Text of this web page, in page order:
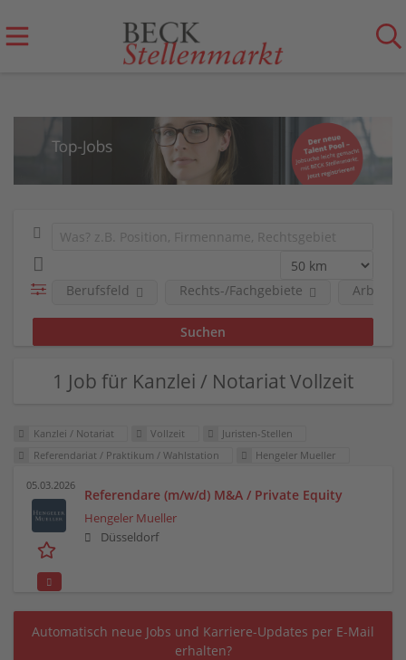
Berufsfeld Rechts-/Fachgebiete
1 Job für Kanzlei / Notariat Vollzeit
Kanzlei / Notariat Vollzeit
Juristen-Stellen
Referendariat / Praktikum / Wahlstation
Hengeler Mueller
05.03.2026
Referendare (m/w/d) M&A / Private Equity
Hengeler Mueller
Düsseldorf
Automatisch neue Jobs und Karriere-Updates per E-Mail
erhalten?